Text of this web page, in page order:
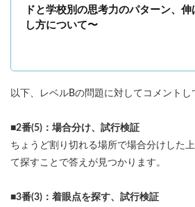
ドと学校別の思考力のパターン、伸
し方について〜
以下、レベルBの問題に対してコメントし
■2番(5)：場合分け、試行検証
ちょうど割り切れる場所で場合分けした
て探すことで答えが見つかります。
■3番(3)：着眼点を探す、試行検証